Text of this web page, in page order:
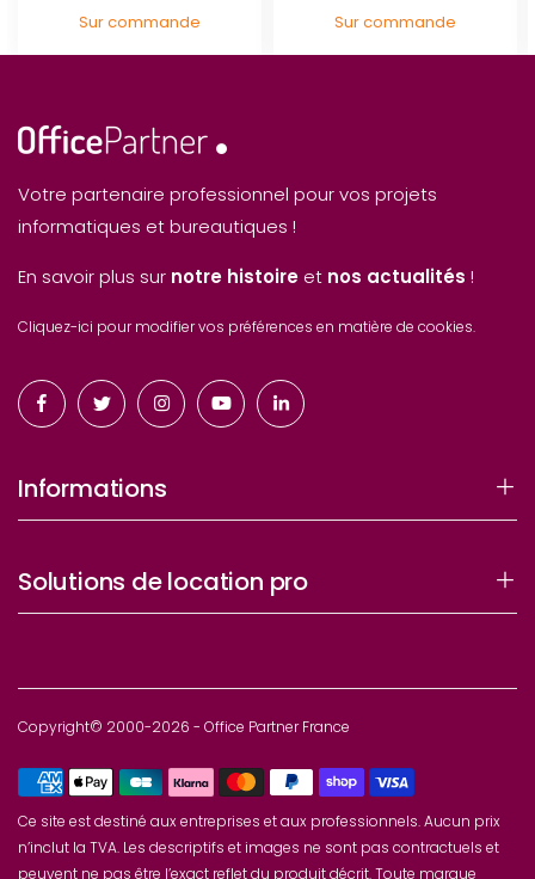
Sur commande Sur commande
Votre partenaire professionnel pour vos projets
informatiques et bureautiques !
En savoir plus sur notre histoire et nos actualités !
Cliquez-ici pour modifier vos préférences en matière de cookies.
Informations
Solutions de location pro
Copyright© 2000-2026 - Office Partner France
Ce site est destiné aux entreprises et aux professionnels. Aucun prix
n’inclut la TVA. Les descriptifs et images ne sont pas contractuels et
peuvent ne pas être l’exact reflet du produit décrit. Toute marque